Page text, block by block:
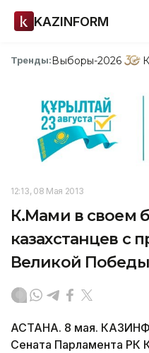
KAZINFORM
Тренды:Выборы-2026
12:13, 08 Мая 2013
К.Мами в своем
казахстанцев с
Великой Победы
АСТАНА. 8 мая.
Сената Парламента РК